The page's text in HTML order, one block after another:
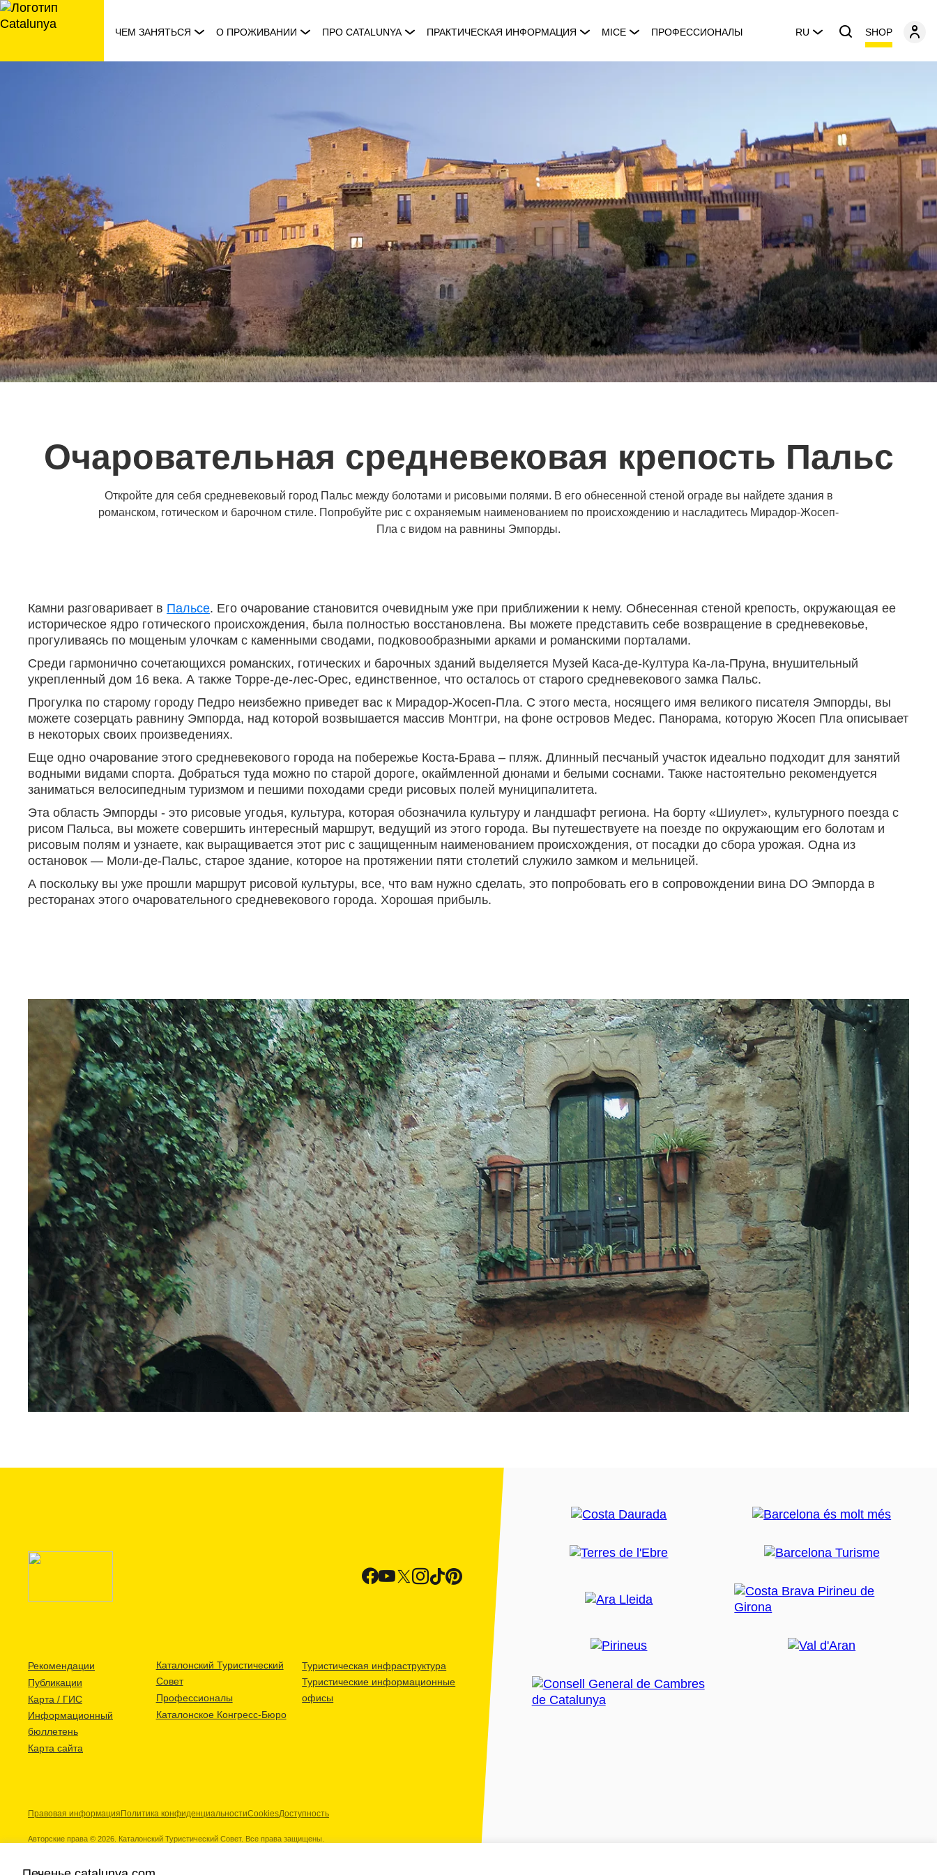
перейти
к
ЧЕМ ЗАНЯТЬСЯ О ПРОЖИВАНИИ ПРО CATALUNYA ПРАКТИЧЕСКАЯ ИНФОРМАЦИЯ MICE ПРОФЕССИОНАЛЫ RU SHOP
Очаровательная средневековая крепость Пальс
Откройте для себя средневековый город Пальс между болотами и рисовыми полями. В его обнесенной стеной ограде вы найдете здания в
романском, готическом и барочном стиле. Попробуйте рис с охраняемым наименованием по происхождению и насладитесь Мирадор-Жосеп-
Пла с видом на равнины Эмпорды.
Камни разговаривает в Пальсе. Его очарование становится очевидным уже при приближении к нему. Обнесенная стеной крепость, окружающая ее
историческое ядро готического происхождения, была полностью восстановлена. Вы можете представить себе возвращение в средневековье,
прогуливаясь по мощеным улочкам с каменными сводами, подковообразными арками и романскими порталами.
Среди гармонично сочетающихся романских, готических и барочных зданий выделяется Музей Каса-де-Култура Ка-ла-Пруна, внушительный
укрепленный дом 16 века. А также Торре-де-лес-Орес, единственное, что осталось от старого средневекового замка Пальс.
Прогулка по старому городу Педро неизбежно приведет вас к Мирадор-Жосеп-Пла. С этого места, носящего имя великого писателя Эмпорды, вы
можете созерцать равнину Эмпорда, над которой возвышается массив Монтгри, на фоне островов Медес. Панорама, которую Жосеп Пла описывает
в некоторых своих произведениях.
Еще одно очарование этого средневекового города на побережье Коста-Брава – пляж. Длинный песчаный участок идеально подходит для занятий
водными видами спорта. Добраться туда можно по старой дороге, окаймленной дюнами и белыми соснами. Также настоятельно рекомендуется
заниматься велосипедным туризмом и пешими походами среди рисовых полей муниципалитета.
Эта область Эмпорды - это рисовые угодья, культура, которая обозначила культуру и ландшафт региона. На борту «Шиулет», культурного поезда с
рисом Пальса, вы можете совершить интересный маршрут, ведущий из этого города. Вы путешествуете на поезде по окружающим его болотам и
рисовым полям и узнаете, как выращивается этот рис с защищенным наименованием происхождения, от посадки до сбора урожая. Одна из
остановок — Моли-де-Пальс, старое здание, которое на протяжении пяти столетий служило замком и мельницей.
А поскольку вы уже прошли маршрут рисовой культуры, все, что вам нужно сделать, это попробовать его в сопровождении вина DO Эмпорда в
ресторанах этого очаровательного средневекового города. Хорошая прибыль.
Рекомендации
Публикации
Карта / ГИС
Информационный
бюллетень
Карта сайта
Каталонский Туристический
Совет
Профессионалы
Каталонское Конгресс-Бюро
Туристическая инфраструктура
Туристические информационные
офисы
Правовая информация Политика конфиденциальностиCookiesДоступность
Авторские права © 2026. Каталонский Туристический Совет. Все права защищены.